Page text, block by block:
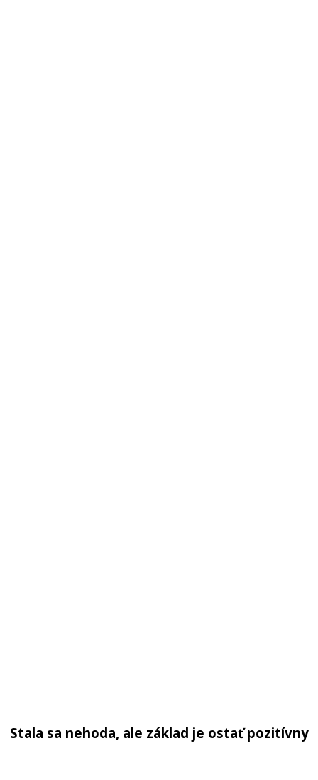
Stala sa nehoda, ale základ je ostať pozitívny